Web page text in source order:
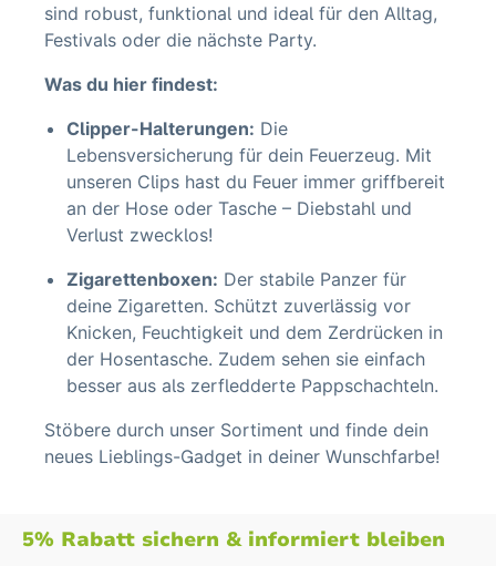
sind robust, funktional und ideal für den Alltag,
Festivals oder die nächste Party.
Was du hier findest:
Clipper-Halterungen: Die
Lebensversicherung für dein Feuerzeug. Mit
unseren Clips hast du Feuer immer griffbereit
an der Hose oder Tasche – Diebstahl und
Verlust zwecklos!
Zigarettenboxen: Der stabile Panzer für
deine Zigaretten. Schützt zuverlässig vor
Knicken, Feuchtigkeit und dem Zerdrücken in
der Hosentasche. Zudem sehen sie einfach
besser aus als zerfledderte Pappschachteln.
Stöbere durch unser Sortiment und finde dein
neues Lieblings-Gadget in deiner Wunschfarbe!
5% Rabatt sichern & informiert bleiben